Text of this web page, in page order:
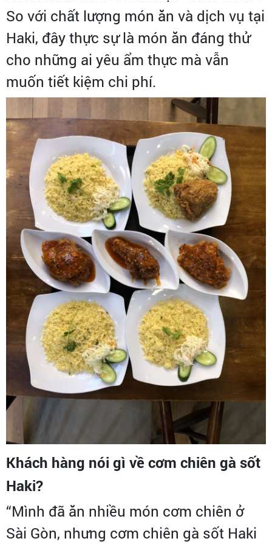
So với chất lượng món ăn và dịch vụ tại
Haki, đây thực sự là món ăn đáng thử
cho những ai yêu ẩm thực mà vẫn
muốn tiết kiệm chi phí.
Khách hàng nói gì về cơm chiên gà sốt
Haki?
“Mình đã ăn nhiều món cơm chiên ở
Sài Gòn, nhưng cơm chiên gà sốt Haki